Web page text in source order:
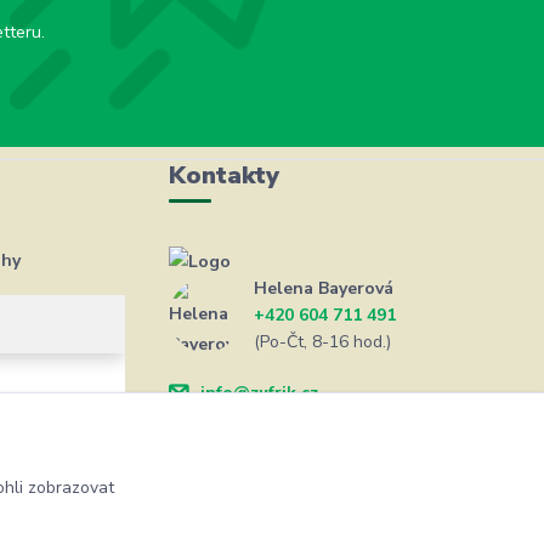
Kontakty
Helena Bayerová
+420 604 711 491
(Po-Čt, 8-16 hod.)
info@zufrik.cz
zobrazovat